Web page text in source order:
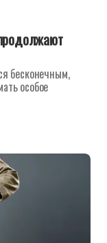
бесконечным,
особое